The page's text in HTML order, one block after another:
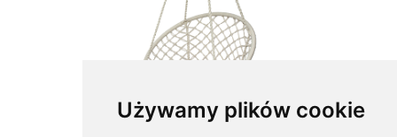
Używamy plików cookie